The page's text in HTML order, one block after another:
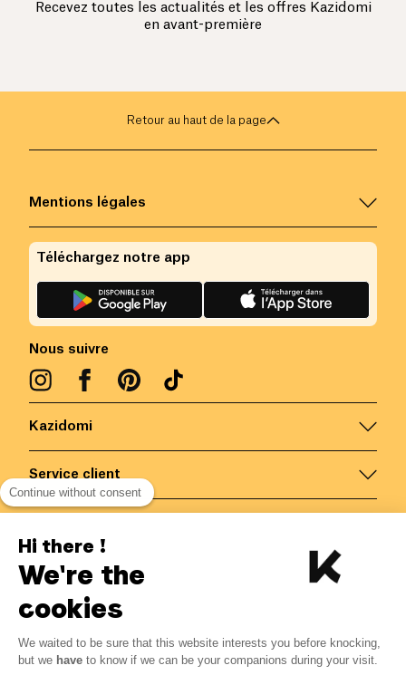
Recevez toutes les actualités et les offres Kazidomi
en avant-première
17.50€ 15.75€ -10% ?
Economisez 1.75 € avec K+
Retour au haut de la page
Kazidomi
Service client
Mentions légales
Nous suivre
Téléchargez notre app
Belgique/FR
Continue without consent
Hi there !
We're the
cookies
We waited to be sure that this website interests you before knocking,
but we have to know if we can be your companions during your visit.